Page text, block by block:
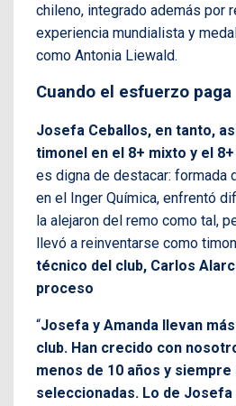
chileno, integrado además por
experiencia mundialista y
como Antonia Liewald.
Cuando el esfuerzo paga
Josefa Ceballos, en tanto,
timonel en el 8+ mixto y el
es digna de destacar: formada
en el Inger Química, enfrentó
la alejaron del remo como tal,
llevó a reinventarse como
técnico del club, Carlos
proceso
“Josefa y Amanda llevan
club. Han crecido con
menos de 10 años y
seleccionadas. Lo de